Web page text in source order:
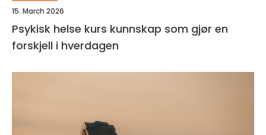
15. March 2026
Psykisk helse kurs kunnskap som gjør en
forskjell i hverdagen